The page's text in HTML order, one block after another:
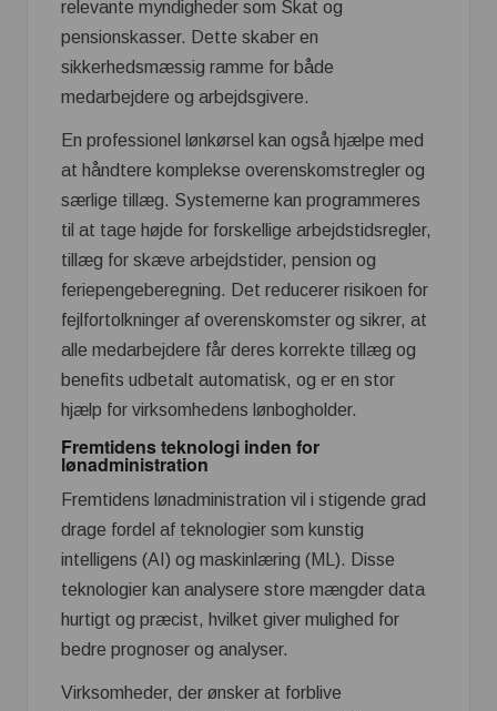
relevante myndigheder som Skat og
pensionskasser. Dette skaber en
sikkerhedsmæssig ramme for både
medarbejdere og arbejdsgivere.
En professionel lønkørsel kan også hjælpe med
at håndtere komplekse overenskomstregler og
særlige tillæg. Systemerne kan programmeres
til at tage højde for forskellige arbejdstidsregler,
tillæg for skæve arbejdstider, pension og
feriepengeberegning. Det reducerer risikoen for
fejlfortolkninger af overenskomster og sikrer, at
alle medarbejdere får deres korrekte tillæg og
benefits udbetalt automatisk, og er en stor
hjælp for virksomhedens lønbogholder.
Fremtidens teknologi inden for
lønadministration
Fremtidens lønadministration vil i stigende grad
drage fordel af teknologier som kunstig
intelligens (AI) og maskinlæring (ML). Disse
teknologier kan analysere store mængder data
hurtigt og præcist, hvilket giver mulighed for
bedre prognoser og analyser.
Virksomheder, der ønsker at forblive